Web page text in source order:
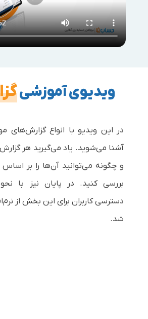
ویدیوی آموزشی
در این ویدیو با انواع گزارش‌های
آشنا می‌شوید. یاد می‌گیرید هر گزارش
و چگونه می‌توانید آن‌ها را بر اساس
بررسی کنید. در پایان نیز با
دسترسی کاربران برای این بخش از
شد.